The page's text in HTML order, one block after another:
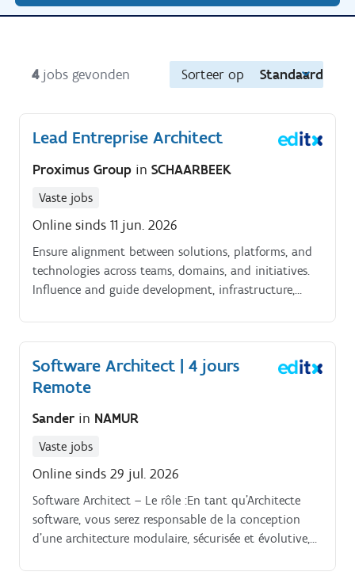
4 jobs gevonden Sorteer op Standaard
Lead Entreprise Architect
Proximus Group in SCHAARBEEK
Vaste jobs
Online sinds 11 jun. 2026
Ensure alignment between solutions, platforms, and
technologies across teams, domains, and initiatives.
Influence and guide development, infrastructure,
architectural principles, without direct line authority.
Software Architect | 4 jours
Remote
Sander in NAMUR
Vaste jobs
Online sinds 29 jul. 2026
Software Architect – Le rôle :En tant qu’Architecte
software, vous serez responsable de la conception
d’une architecture modulaire, sécurisée et évolutive,